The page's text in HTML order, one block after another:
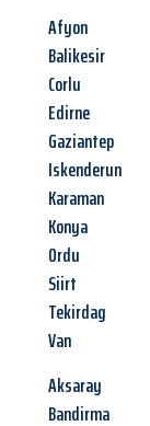
Afyon
Balikesir
Corlu
Edirne
Gaziantep
Iskenderun
Karaman
Konya
Ordu
Siirt
Tekirdag
Van
Aksaray
Bandirma